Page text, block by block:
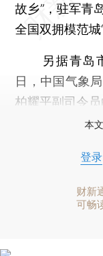
故乡”，驻军青
全国双拥模范城
另据青岛市
日，中国气象
柏耀平副司令
本
登录
财新
可畅